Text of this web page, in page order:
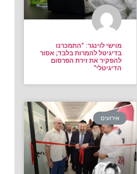
מוישי לוינגר: “התמכרנו
בדיגיטל להמרות בלבד; אסור
להפקיר את זירת הפרסום
הדיגיטלי”
אירועים